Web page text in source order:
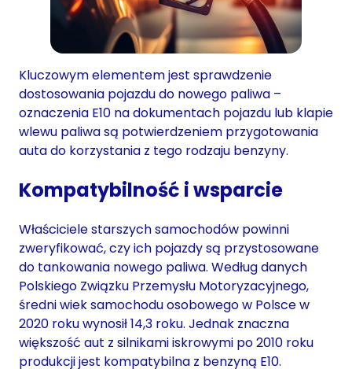
Kluczowym elementem jest sprawdzenie
dostosowania pojazdu do nowego paliwa –
oznaczenia E10 na dokumentach pojazdu lub klapie
wlewu paliwa są potwierdzeniem przygotowania
auta do korzystania z tego rodzaju benzyny.
Kompatybilność i wsparcie
Właściciele starszych samochodów powinni
zweryfikować, czy ich pojazdy są przystosowane
do tankowania nowego paliwa. Według danych
Polskiego Związku Przemysłu Motoryzacyjnego,
średni wiek samochodu osobowego w Polsce w
2020 roku wynosił 14,3 roku. Jednak znaczna
większość aut z silnikami iskrowymi po 2010 roku
produkcji jest kompatybilna z benzyną E10.